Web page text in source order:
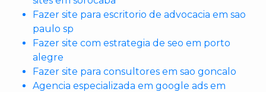
Fazer site para escritorio de advocacia em sao
paulo sp
Fazer site com estrategia de seo em porto
alegre
Fazer site para consultores em sao goncalo
Agencia especializada em google ads em